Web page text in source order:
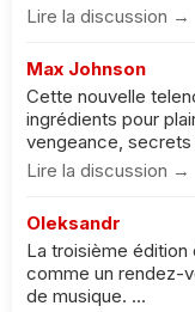
Lire la discussion →
Max Johnson
Cette nouvelle
ingrédients pour
vengeance, secrets
Lire la discussion →
Oleksandr
La troisième édition
comme un rendez-
de musique. ...